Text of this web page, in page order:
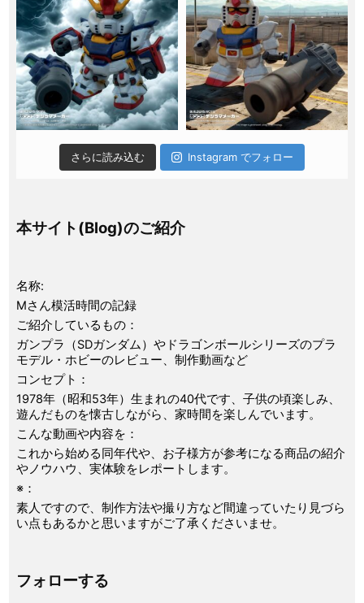
さらに読み込む Instagram でフォロー
本サイト(Blog)のご紹介
名称:
Mさん模活時間の記録
ご紹介しているもの：
ガンプラ（SDガンダム）やドラゴンボールシリーズのプラ
モデル・ホビーのレビュー、制作動画など
コンセプト：
1978年（昭和53年）生まれの40代です、子供の頃楽しみ、
遊んだものを懐古しながら、家時間を楽しんでいます。
こんな動画や内容を：
これから始める同年代や、お子様方が参考になる商品の紹介
やノウハウ、実体験をレポートします。
※：
素人ですので、制作方法や撮り方など間違っていたり見づら
い点もあるかと思いますがご了承くださいませ。
フォローする